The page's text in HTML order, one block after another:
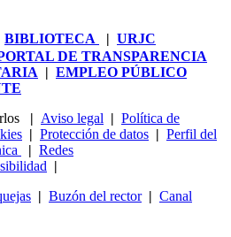
BIBLIOTECA | URJC
DE TRANSPARENCIA
| EMPLEO PÚBLICO
| Aviso legal | Política de
| Protección de datos | Perfil del
| Redes
|
| Buzón del rector| Canal